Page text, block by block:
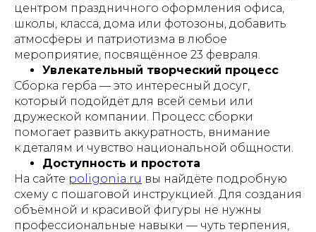
центром праздничного оформления офиса,
школы, класса, дома или фотозоны, добавить
атмосферы и патриотизма в любое
мероприятие, посвящённое 23 февраля.
Увлекательный творческий процесс
Сборка герба — это интересный досуг,
который подойдёт для всей семьи или
дружеской компании. Процесс сборки
помогает развить аккуратность, внимание
к деталям и чувство национальной общности.
Доступность и простота
На сайте poligonia.ru вы найдёте подробную
схему с пошаговой инструкцией. Для создания
объёмной и красивой фигуры не нужны
профессиональные навыки — чуть терпения,